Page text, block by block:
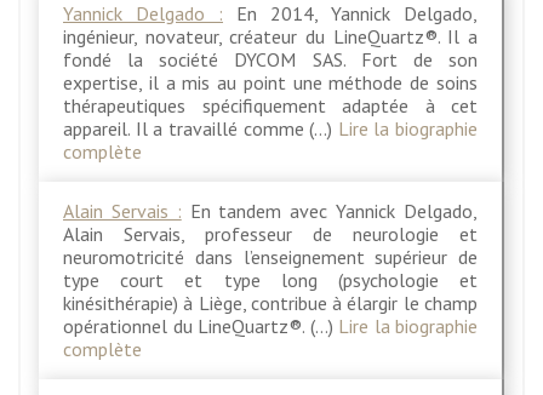
Yannick Delgado : En 2014, Yannick Delgado,
ingénieur, novateur, créateur du LineQuartz®. Il a
fondé la société DYCOM SAS. Fort de son
expertise, il a mis au point une méthode de soins
thérapeutiques spécifiquement adaptée à cet
appareil. Il a travaillé comme (…) Lire la biographie
complète
Alain Servais : En tandem avec Yannick Delgado,
Alain Servais, professeur de neurologie et
neuromotricité dans l’enseignement supérieur de
type court et type long (psychologie et
kinésithérapie) à Liège, contribue à élargir le champ
opérationnel du LineQuartz®. (…) Lire la biographie
complète